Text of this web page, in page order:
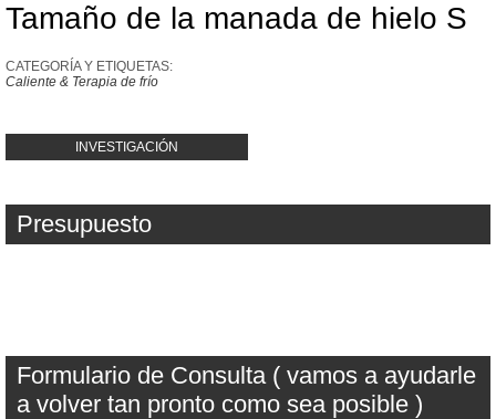
Tamaño de la manada de hielo S
CATEGORÍA Y ETIQUETAS:
Caliente & Terapia de frío
INVESTIGACIÓN
Presupuesto
Formulario de Consulta ( vamos a ayudarle
a volver tan pronto como sea posible )